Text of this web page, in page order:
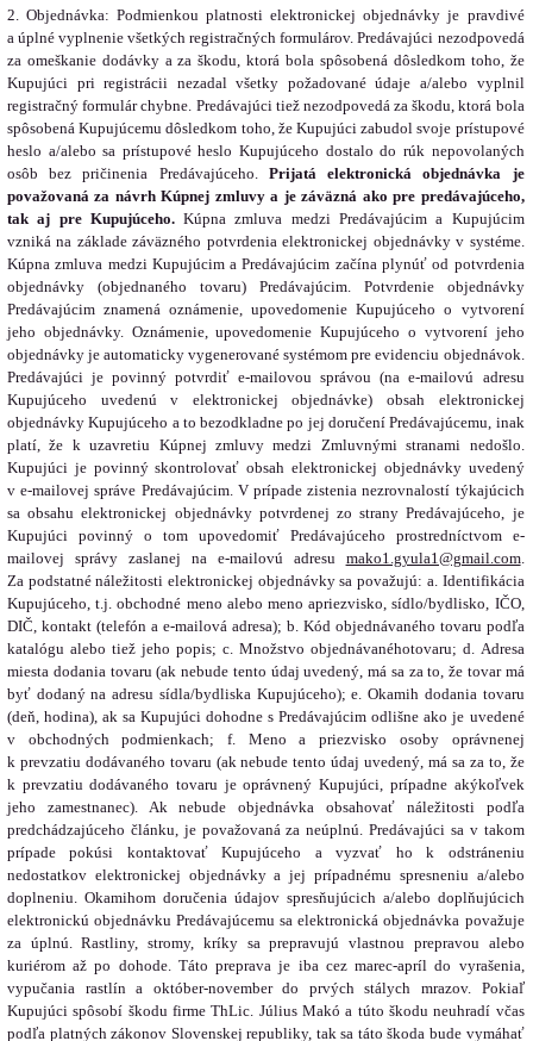
2. Objednávka: Podmienkou platnosti elektronickej objednávky je pravdivé
a úplné vyplnenie všetkých registračných formulárov. Predávajúci nezodpovedá
za omeškanie dodávky a za škodu, ktorá bola spôsobená dôsledkom toho, že
Kupujúci pri registrácii nezadal všetky požadované údaje a/alebo vyplnil
registračný formulár chybne. Predávajúci tiež nezodpovedá za škodu, ktorá bola
spôsobená Kupujúcemu dôsledkom toho, že Kupujúci zabudol svoje prístupové
heslo a/alebo sa prístupové heslo Kupujúceho dostalo do rúk nepovolaných
osôb bez pričinenia Predávajúceho. Prijatá elektronická objednávka je
považovaná za návrh Kúpnej zmluvy a je záväzná ako pre predávajúceho,
tak aj pre Kupujúceho.Kúpna zmluva medzi Predávajúcim a Kupujúcim
vzniká na základe záväzného potvrdenia elektronickej objednávky v systéme.
Kúpna zmluva medzi Kupujúcim a Predávajúcim začína plynúť od potvrdenia
objednávky (objednaného tovaru) Predávajúcim. Potvrdenie objednávky
Predávajúcim znamená oznámenie, upovedomenie Kupujúceho o vytvorení
jeho objednávky. Oznámenie, upovedomenie Kupujúceho o vytvorení jeho
objednávky je automaticky vygenerované systémom pre evidenciu objednávok.
Predávajúci je povinný potvrdiť e-mailovou správou (na e-mailovú adresu
Kupujúceho uvedenú v elektronickej objednávke) obsah elektronickej
objednávky Kupujúceho a to bezodkladne po jej doručení Predávajúcemu, inak
platí, že k uzavretiu Kúpnej zmluvy medzi Zmluvnými stranami nedošlo.
Kupujúci je povinný skontrolovať obsah elektronickej objednávky uvedený
v e-mailovej správe Predávajúcim. V prípade zistenia nezrovnalostí týkajúcich
sa obsahu elektronickej objednávky potvrdenej zo strany Predávajúceho, je
Kupujúci povinný o tom upovedomiť Predávajúceho prostredníctvom e-
mailovej správy zaslanej na e-mailovú adresu mako1.gyula1@gmail.com.
Za podstatné náležitosti elektronickej objednávky sa považujú: a. Identifikácia
Kupujúceho, t.j. obchodné meno alebo meno apriezvisko, sídlo/bydlisko, IČO,
DIČ, kontakt (telefón a e-mailová adresa); b. Kód objednávaného tovaru podľa
katalógu alebo tiež jeho popis; c. Množstvo objednávanéhotovaru; d. Adresa
miesta dodania tovaru (ak nebude tento údaj uvedený, má sa za to, že tovar má
byť dodaný na adresu sídla/bydliska Kupujúceho); e. Okamih dodania tovaru
(deň, hodina), ak sa Kupujúci dohodne s Predávajúcim odlišne ako je uvedené
v obchodných podmienkach; f. Meno a priezvisko osoby oprávnenej
k prevzatiu dodávaného tovaru (ak nebude tento údaj uvedený, má sa za to, že
k prevzatiu dodávaného tovaru je oprávnený Kupujúci, prípadne akýkoľvek
jeho zamestnanec). Ak nebude objednávka obsahovať náležitosti podľa
predchádzajúceho článku, je považovaná za neúplnú. Predávajúci sa v takom
prípade pokúsi kontaktovať Kupujúceho a vyzvať ho k odstráneniu
nedostatkov elektronickej objednávky a jej prípadnému spresneniu a/alebo
doplneniu. Okamihom doručenia údajov spresňujúcich a/alebo doplňujúcich
elektronickú objednávku Predávajúcemu sa elektronická objednávka považuje
za úplnú.Rastliny, stromy, kríky sa prepravujú vlastnou prepravou alebo
kuriérom až po dohode. Táto preprava je iba cez marec-apríl do vyrašenia,
vypučania rastlín a október-november do prvých stálych mrazov. Pokiaľ
Kupujúci spôsobí škodu firme ThLic. Július Makó a túto škodu neuhradí včas
podľa platných zákonov Slovenskej republiky, tak sa táto škoda bude vymáhať